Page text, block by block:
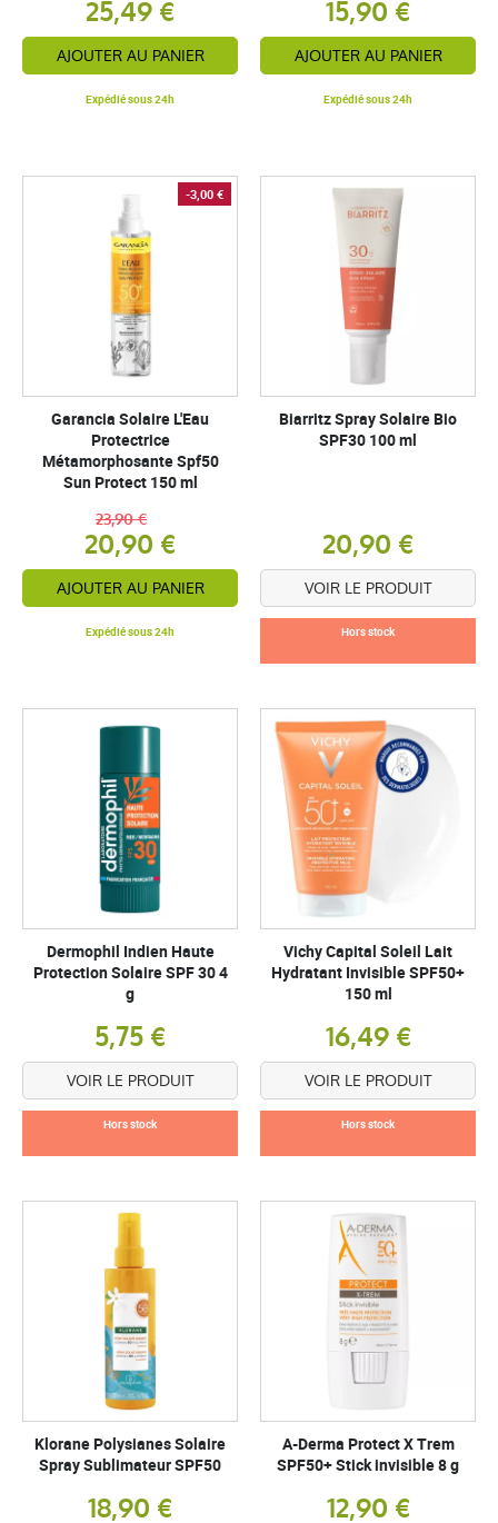
25,49 €
AJOUTER AU PANIER
Expédié sous 24h
15,90 €
AJOUTER AU PANIER
Expédié sous 24h
-3,00 €
Garancia Solaire L'Eau
Protectrice
Métamorphosante Spf50
Sun Protect 150 ml
20,90 €
23,90 €
AJOUTER AU PANIER
Expédié sous 24h
Biarritz Spray Solaire Bio
SPF30 100 ml
20,90 €
VOIR LE PRODUIT
Hors stock
Dermophil Indien Haute
Protection Solaire SPF 30 4
g
5,75 €
VOIR LE PRODUIT
Hors stock
Vichy Capital Soleil Lait
Hydratant Invisible SPF50+
150 ml
16,49 €
VOIR LE PRODUIT
Hors stock
Klorane Polysianes Solaire
Spray Sublimateur SPF50
18,90 €
A-Derma Protect X Trem
SPF50+ Stick invisible 8 g
12,90 €